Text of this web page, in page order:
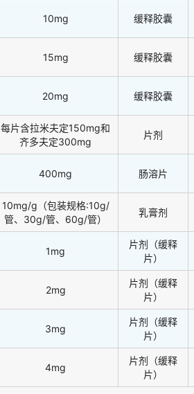
10mg 缓释胶囊
15mg 缓释胶囊
20mg 缓释胶囊
每片含拉米夫定150mg和
齐多夫定300mg
片剂
400mg 肠溶片
10mg/g（包装规格:10g/
管、30g/管、60g/管）
乳膏剂
1mg
片剂（缓释
片）
2mg
片剂（缓释
片）
3mg
片剂（缓释
片）
4mg
片剂（缓释
片）